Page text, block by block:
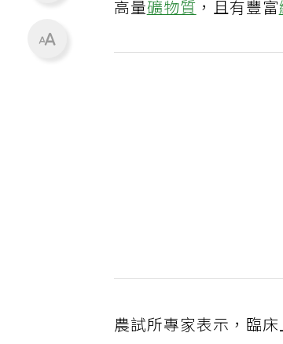
高量礦物質 ，且有豐富
農試所專家表示，臨